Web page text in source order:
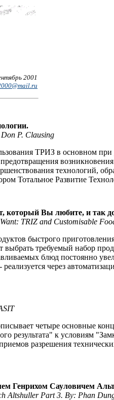
2001
P. Clausing
ТРИЗ в основном
технологий,
Тотальное Развитие
Вы любите, и так
TRIZ and Customisable
быстрого
выбрать требуемый набор
блюд постоянно
через
четыре основные
результата" к условиям
разрешения
Генрихом Сауловичем
Altshuller Part 3. By: Phan